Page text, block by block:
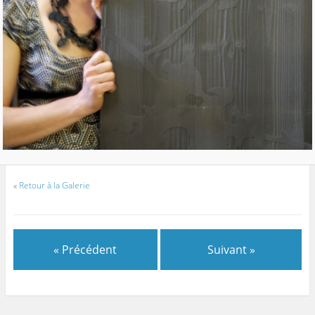
« Retour à la Galerie
« Précédent Suivant »